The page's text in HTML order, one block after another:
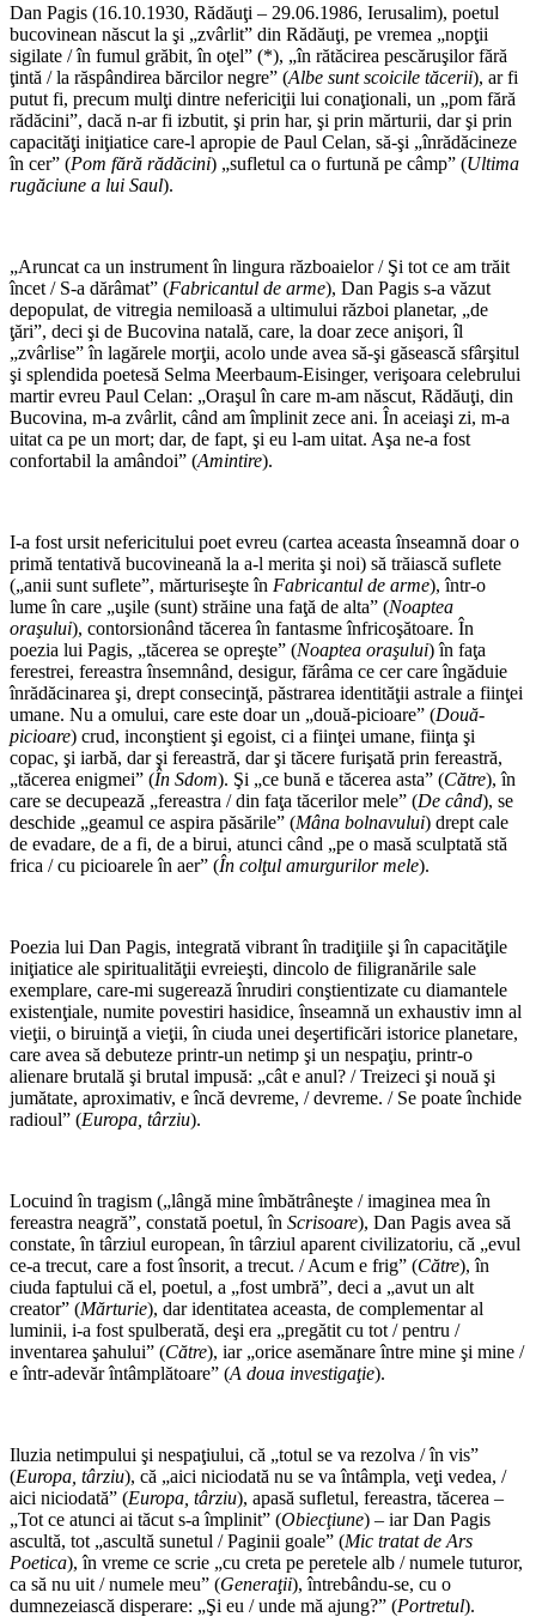
Dan Pagis (16.10.1930, Rădăuţi – 29.06.1986, Ierusalim), poetul
bucovinean născut la şi „zvârlit” din Rădăuţi, pe vremea „nopţii
sigilate / în fumul grăbit, în oţel” (*), „în rătăcirea pescăruşilor fără
ţintă / la răspândirea bărcilor negre” (Albe sunt scoicile tăcerii), ar fi
putut fi, precum mulţi dintre nefericiţii lui conaţionali, un „pom fără
rădăcini”, dacă n-ar fi izbutit, şi prin har, şi prin mărturii, dar şi prin
capacităţi iniţiatice care-l apropie de Paul Celan, să-şi „înrădăcineze
în cer” (Pom fără rădăcini) „sufletul ca o furtună pe câmp” (Ultima
rugăciune a lui Saul).
„Aruncat ca un instrument în lingura războaielor / Şi tot ce am trăit
încet / S-a dărâmat” (Fabricantul de arme), Dan Pagis s-a văzut
depopulat, de vitregia nemiloasă a ultimului război planetar, „de
ţări”, deci şi de Bucovina natală, care, la doar zece anişori, îl
„zvârlise” în lagărele morţii, acolo unde avea să-şi găsească sfârşitul
şi splendida poetesă Selma Meerbaum-Eisinger, verişoara celebrului
martir evreu Paul Celan: „Oraşul în care m-am născut, Rădăuţi, din
Bucovina, m-a zvârlit, când am împlinit zece ani. În aceiaşi zi, m-a
uitat ca pe un mort; dar, de fapt, şi eu l-am uitat. Aşa ne-a fost
confortabil la amândoi” (Amintire).
I-a fost ursit nefericitului poet evreu (cartea aceasta înseamnă doar o
primă tentativă bucovineană la a-l merita şi noi) să trăiască suflete
(„anii sunt suflete”, mărturiseşte în Fabricantul de arme), într-o
lume în care „uşile (sunt) străine una faţă de alta” (Noaptea
oraşului), contorsionând tăcerea în fantasme înfricoşătoare. În
poezia lui Pagis, „tăcerea se opreşte” (Noaptea oraşului) în faţa
ferestrei, fereastra însemnând, desigur, fărâma ce cer care îngăduie
înrădăcinarea şi, drept consecinţă, păstrarea identităţii astrale a fiinţei
umane. Nu a omului, care este doar un „două-picioare” (Două-
picioare) crud, inconştient şi egoist, ci a fiinţei umane, fiinţa şi
copac, şi iarbă, dar şi fereastră, dar şi tăcere furişată prin fereastră,
„tăcerea enigmei” (În Sdom). Şi „ce bună e tăcerea asta” (Către), în
care se decupează „fereastra / din faţa tăcerilor mele” (De când), se
deschide „geamul ce aspira păsările” (Mâna bolnavului) drept cale
de evadare, de a fi, de a birui, atunci când „pe o masă sculptată stă
frica / cu picioarele în aer” (În colţul amurgurilor mele).
Poezia lui Dan Pagis, integrată vibrant în tradiţiile şi în capacităţile
iniţiatice ale spiritualităţii evreieşti, dincolo de filigranările sale
exemplare, care-mi sugerează înrudiri conştientizate cu diamantele
existenţiale, numite povestiri hasidice, înseamnă un exhaustiv imn al
vieţii, o biruinţă a vieţii, în ciuda unei deşertificări istorice planetare,
care avea să debuteze printr-un netimp şi un nespaţiu, printr-o
alienare brutală şi brutal impusă: „cât e anul? / Treizeci şi nouă şi
jumătate, aproximativ, e încă devreme, / devreme. / Se poate închide
radioul” (Europa, târziu).
Locuind în tragism („lângă mine îmbătrâneşte / imaginea mea în
fereastra neagră”, constată poetul, în Scrisoare), Dan Pagis avea să
constate, în târziul european, în târziul aparent civilizatoriu, că „evul
ce-a trecut, care a fost însorit, a trecut. / Acum e frig” (Către), în
ciuda faptului că el, poetul, a „fost umbră”, deci a „avut un alt
creator” (Mărturie), dar identitatea aceasta, de complementar al
luminii, i-a fost spulberată, deşi era „pregătit cu tot / pentru /
inventarea şahului” (Către), iar „orice asemănare între mine şi mine /
e într-adevăr întâmplătoare” (A doua investigaţie).
Iluzia netimpului şi nespaţiului, că „totul se va rezolva / în vis”
(Europa, târziu), că „aici niciodată nu se va întâmpla, veţi vedea, /
aici niciodată” (Europa, târziu), apasă sufletul, fereastra, tăcerea –
„Tot ce atunci ai tăcut s-a împlinit” (Obiecţiune) – iar Dan Pagis
ascultă, tot „ascultă sunetul / Paginii goale” (Mic tratat de Ars
Poetica), în vreme ce scrie „cu creta pe peretele alb / numele tuturor,
ca să nu uit / numele meu” (Generaţii), întrebându-se, cu o
dumnezeiască disperare: „Şi eu / unde mă ajung?” (Portretul).